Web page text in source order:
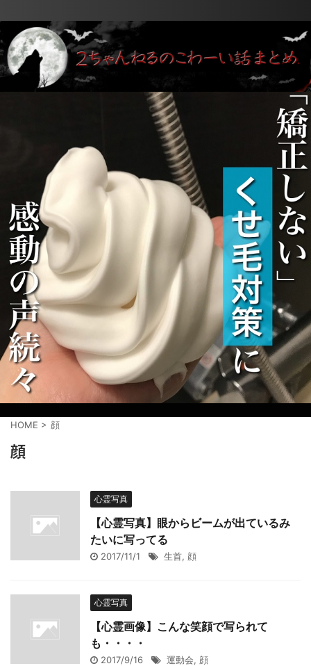
HOME > 顔
顔
心霊写真
【心霊写真】眼からビームが出ているみ
たいに写ってる
2017/11/1 生首, 顔
心霊写真
【心霊画像】こんな笑顔で写られて
も・・・・
2017/9/16 運動会, 顔